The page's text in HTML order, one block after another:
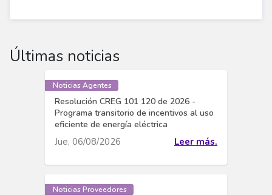
Últimas noticias
Noticias Agentes
Resolución CREG 101 120 de 2026 -
Programa transitorio de incentivos al uso
eficiente de energía eléctrica
Jue, 06/08/2026 Leer más.
Noticias Proveedores